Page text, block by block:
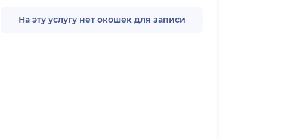
На эту услугу нет окошек для записи